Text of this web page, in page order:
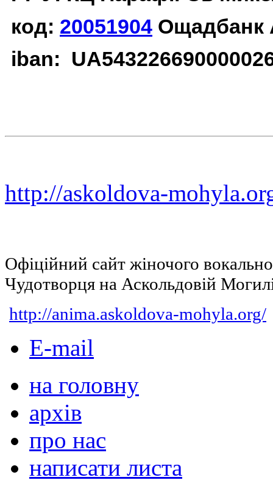
код: 20051904 Ощадбанк
iban:
http://askoldova-
Офіційний сайт жіночого
Чудотворця на Аскольдовій
http://anima.askoldova-mohyla.org/
E-mail
на головну
архів
про нас
написати листа